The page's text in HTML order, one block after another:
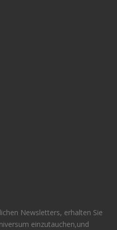
Newsletters, erhalten Sie
einzutauchen,und